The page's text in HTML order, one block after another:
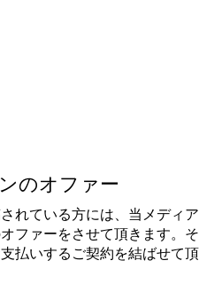
のオファー
れている方には、当メディア
ファーをさせて頂きます。そ
払いするご契約を結ばせて頂